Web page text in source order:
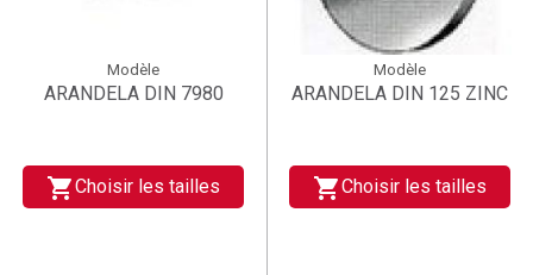
Modèle
ARANDELA DIN 7980
shopping_cartChoisir les tailles
Modèle
ARANDELA DIN 125 ZINC
shopping_cartChoisir les tailles